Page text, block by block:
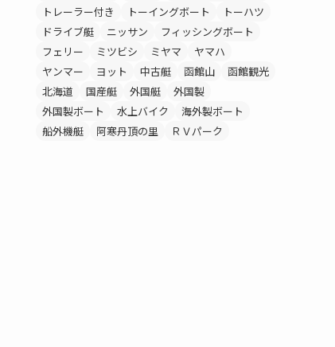
トレーラー付き
トーイングボート
トーハツ
ドライブ艇
ニッサン
フィッシングボート
フェリー
ミツビシ ミヤマ
ヤマハ
ヤンマー
ヨット 中古艇 函館山
函館観光
北海道
国産艇 外国艇
外国製
外国製ボート
水上バイク
海外製ボート
船外機艇
阿寒丹頂の里 ＲＶパーク